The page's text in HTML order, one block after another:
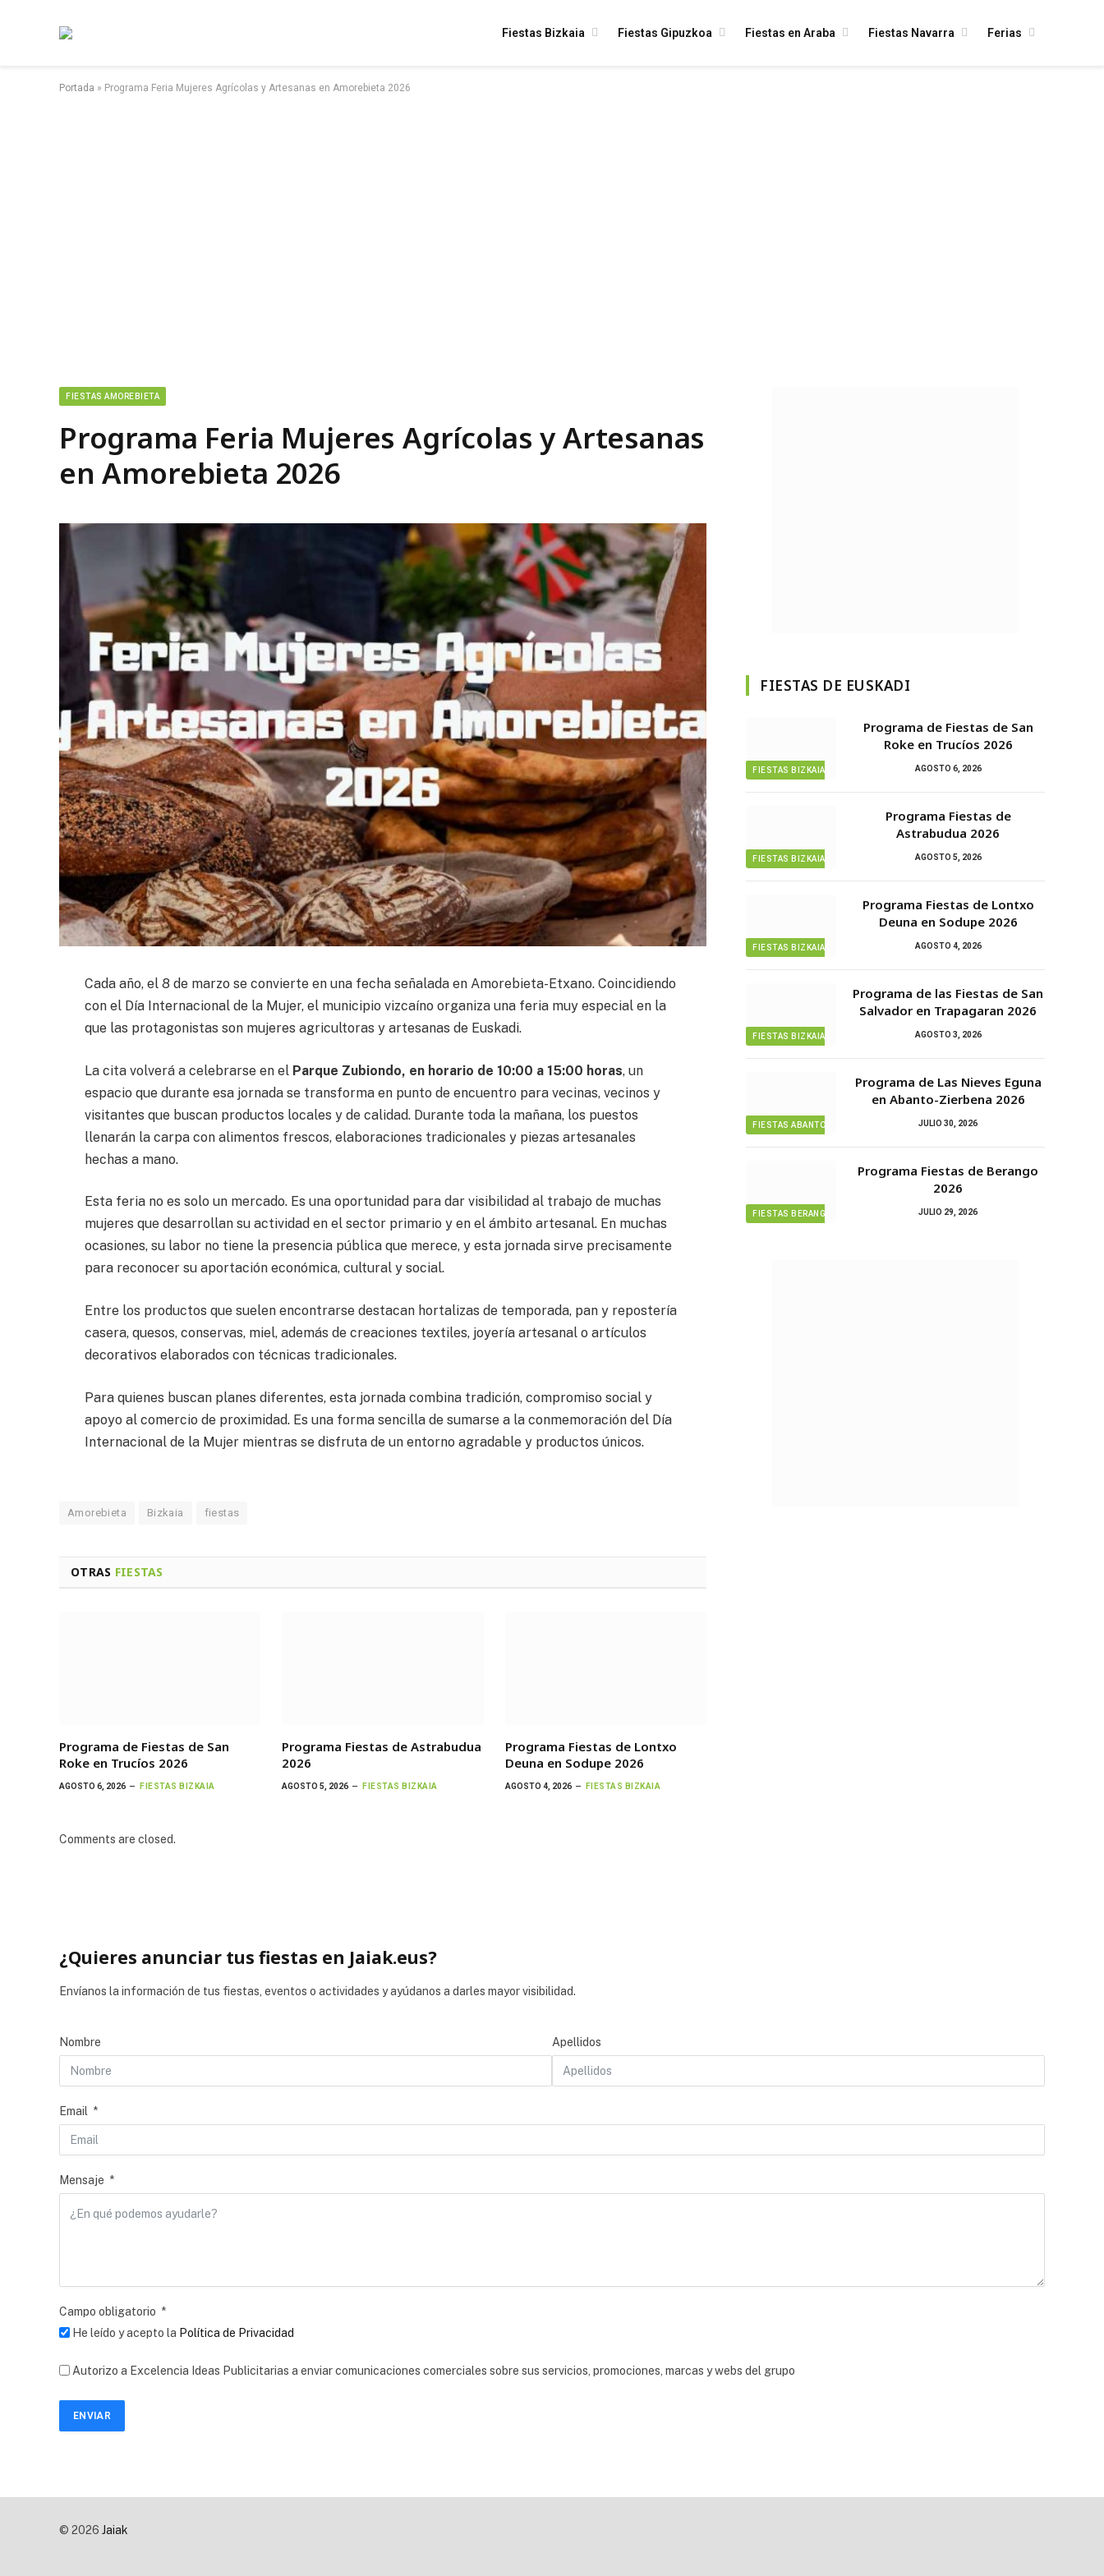
Fiestas Bizkaia Fiestas Gipuzkoa Fiestas en Araba Fiestas Navarra Ferias
Portada » Programa Feria Mujeres Agrícolas y Artesanas en Amorebieta 2026
FIESTAS AMOREBIETA
Programa Feria Mujeres Agrícolas y Artesanas
en Amorebieta 2026
Cada año, el 8 de marzo se convierte en una fecha señalada en Amorebieta-Etxano. Coincidiendo
con el Día Internacional de la Mujer, el municipio vizcaíno organiza una feria muy especial en la
que las protagonistas son mujeres agricultoras y artesanas de Euskadi.
La cita volverá a celebrarse en el Parque Zubiondo, en horario de 10:00 a 15:00 horas, un
espacio que durante esa jornada se transforma en punto de encuentro para vecinas, vecinos y
visitantes que buscan productos locales y de calidad. Durante toda la mañana, los puestos
llenarán la carpa con alimentos frescos, elaboraciones tradicionales y piezas artesanales
hechas a mano.
Esta feria no es solo un mercado. Es una oportunidad para dar visibilidad al trabajo de muchas
mujeres que desarrollan su actividad en el sector primario y en el ámbito artesanal. En muchas
ocasiones, su labor no tiene la presencia pública que merece, y esta jornada sirve precisamente
para reconocer su aportación económica, cultural y social.
Entre los productos que suelen encontrarse destacan hortalizas de temporada, pan y repostería
casera, quesos, conservas, miel, además de creaciones textiles, joyería artesanal o artículos
decorativos elaborados con técnicas tradicionales.
Para quienes buscan planes diferentes, esta jornada combina tradición, compromiso social y
apoyo al comercio de proximidad. Es una forma sencilla de sumarse a la conmemoración del Día
Internacional de la Mujer mientras se disfruta de un entorno agradable y productos únicos.
Amorebieta Bizkaia fiestas
OTRAS FIESTAS
Programa de Fiestas de San
Roke en Trucíos 2026
AGOSTO 6, 2026 FIESTAS BIZKAIA
Programa Fiestas de Astrabudua
2026
AGOSTO 5, 2026 FIESTAS BIZKAIA
Programa Fiestas de Lontxo
Deuna en Sodupe 2026
AGOSTO 4, 2026 FIESTAS BIZKAIA
Comments are closed.
FIESTAS DE EUSKADI
FIESTAS BIZKAIA
Programa de Fiestas de San
Roke en Trucíos 2026
AGOSTO 6, 2026
FIESTAS BIZKAIA
Programa Fiestas de
Astrabudua 2026
AGOSTO 5, 2026
FIESTAS BIZKAIA
Programa Fiestas de Lontxo
Deuna en Sodupe 2026
AGOSTO 4, 2026
FIESTAS BIZKAIA
Programa de las Fiestas de San
Salvador en Trapagaran 2026
AGOSTO 3, 2026
FIESTAS ABANTO ZIERBENA
Programa de Las Nieves Eguna
en Abanto-Zierbena 2026
JULIO 30, 2026
FIESTAS BERANGO
Programa Fiestas de Berango
2026
JULIO 29, 2026
¿Quieres anunciar tus fiestas en Jaiak.eus?
Envíanos la información de tus fiestas, eventos o actividades y ayúdanos a darles mayor visibilidad.
Nombre Apellidos
Email
Mensaje
Campo obligatorio
He leído y acepto la Política de Privacidad
Autorizo a Excelencia Ideas Publicitarias a enviar comunicaciones comerciales sobre sus servicios, promociones, marcas y webs del grupo
ENVIAR
© 2026 Jaiak